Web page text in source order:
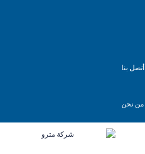
أتصل بنا
من نحن